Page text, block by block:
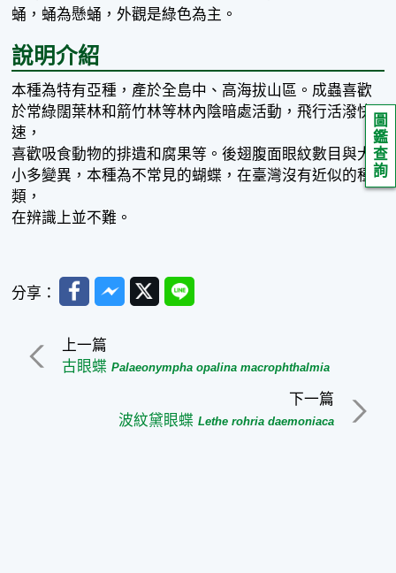
圖
鑑
查
詢
蛹，蛹為懸蛹，外觀是綠色為主。
說明介紹
本種為特有亞種，產於全島中、高海拔山區。成蟲喜歡
於常綠闊葉林和箭竹林等林內陰暗處活動，飛行活潑快
速，
喜歡吸食動物的排遺和腐果等。後翅腹面眼紋數目與大
小多變異，本種為不常見的蝴蝶，在臺灣沒有近似的種
類，
在辨識上並不難。
分享： FacebookMessenger
TwitterLine
上一篇
古眼蝶Palaeonympha opalina macrophthalmia
下一篇
波紋黛眼蝶 Lethe rohria daemoniaca